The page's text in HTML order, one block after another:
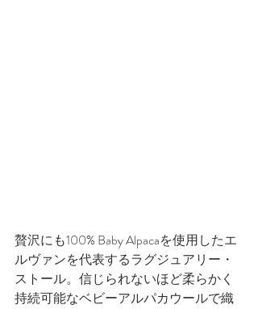
贅沢にも100% Baby Alpacaを使用したエ
ルヴァンを代表するラグジュアリー・
ストール。信じられないほど柔らかく
持続可能なベビーアルパカウールで織